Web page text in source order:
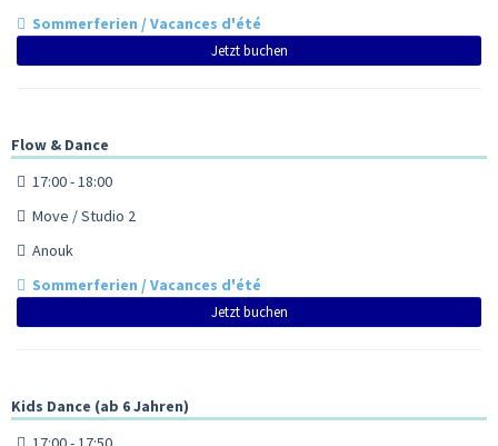
Sommerferien / Vacances d'été
Jetzt buchen
Flow & Dance
17:00 - 18:00
Move / Studio 2
Anouk
Sommerferien / Vacances d'été
Jetzt buchen
Kids Dance (ab 6 Jahren)